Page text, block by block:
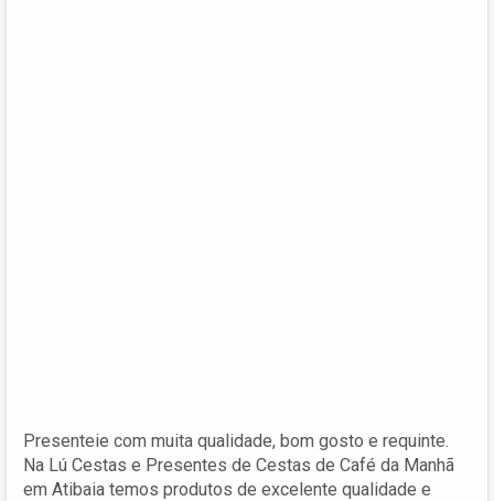
Presenteie com muita qualidade, bom gosto e requinte.
Na Lú Cestas e Presentes de Cestas de Café da Manhã
em Atibaia temos produtos de excelente qualidade e